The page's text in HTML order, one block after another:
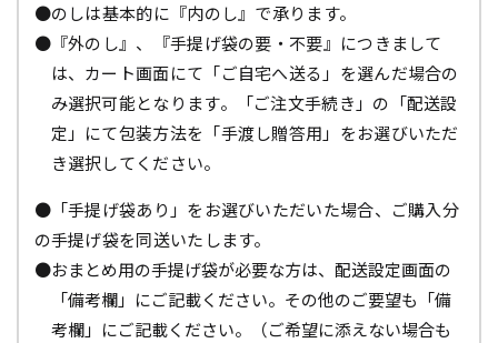
●のしは基本的に『内のし』で承ります。
●『外のし』、『手提げ袋の要・不要』につきまして
は、カート画面にて「ご自宅へ送る」を選んだ場合の
み選択可能となります。「ご注文手続き」の「配送設
定」にて包装方法を「手渡し贈答用」をお選びいただ
き選択してください。
●「手提げ袋あり」をお選びいただいた場合、ご購入分
の手提げ袋を同送いたします。
●おまとめ用の手提げ袋が必要な方は、配送設定画面の
「備考欄」にご記載ください。その他のご要望も「備
考欄」にご記載ください。（ご希望に添えない場合も